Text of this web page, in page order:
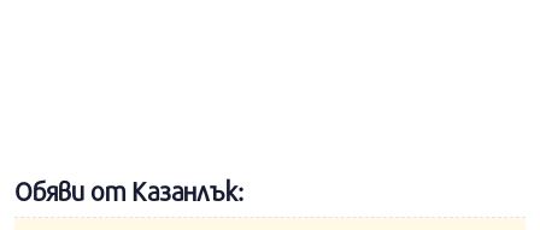
Обяви от Казанлък: